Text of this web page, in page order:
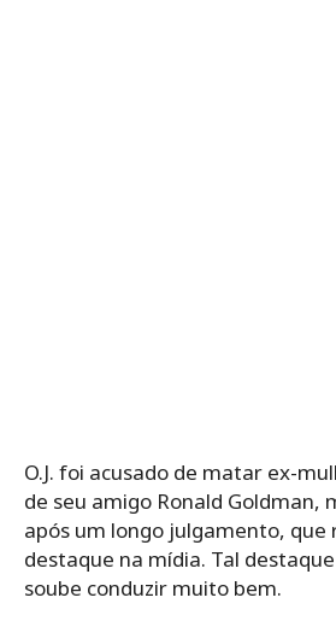
O.J. foi acusado de matar ex-
de seu amigo Ronald Goldman,
após um longo julgamento, que
destaque na mídia. Tal
soube conduzir muito bem.